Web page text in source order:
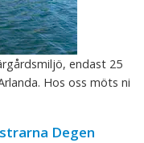
endast 25
Hos oss möts ni
Degen